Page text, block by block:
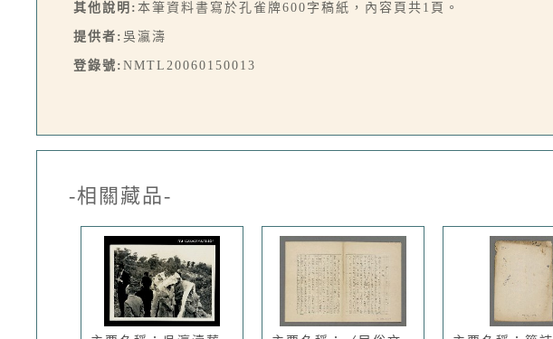
其他說明: 本筆資料書寫於孔雀牌600字稿紙，內容頁共1頁。
提供者: 吳瀛濤
登錄號: NMTL20060150013
-相關藏品-